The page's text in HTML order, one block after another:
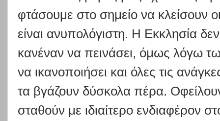
φτάσουμε στο σημείο να κλείσουν
είναι ανυπολόγιστη. Η Εκκλησία
κανέναν να πεινάσει, όμως λόγω
να ικανοποιήσει και όλες τις
τα βγάζουν δύσκολα πέρα.
σταθούν με ιδιαίτερο ενδιαφέρον